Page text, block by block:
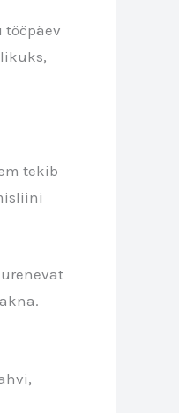
tööpäev
tekib